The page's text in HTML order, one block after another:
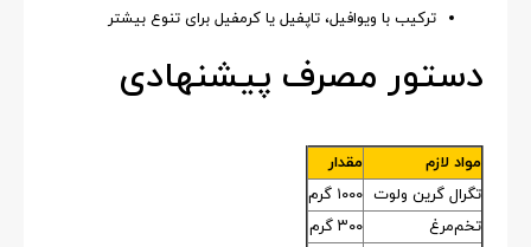
ترکیب با ویوافیل، تاپفیل یا کرمفیل برای تنوع بیشتر
دستور مصرف پیشنهادی
مواد لازم
مقدار
تگرال گرین ولوت ۱۰۰۰ گرم
تخم‌مرغ
۳۰۰ گرم